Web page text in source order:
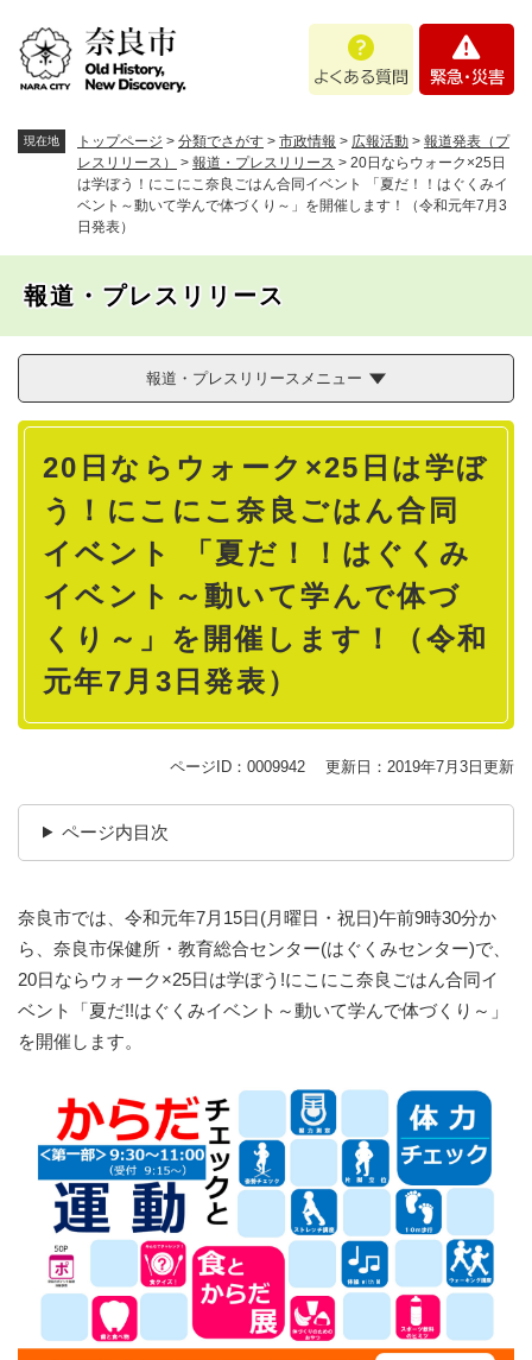
あ
問
・
現在地 トップページ > 分類でさがす > 市政情報 > 広報活動 > 報道発表（プ
レスリリース）
> 報道・プレスリリース > 20日ならウォーク×25日
は学ぼう！にこにこ奈良ごはん合同イベント 「夏だ！！はぐくみイ
ベント～動いて学んで体づくり～」を開催します！（令和元年7月3
日発表）
報道・プレスリリース
報道・プレスリリースメニュー
本
20日ならウォーク×25日は学ぼ
う！にこにこ奈良ごはん合同
イベント 「夏だ！！はぐくみ
イベント～動いて学んで体づ
くり～」を開催します！（令和
元年7月3日発表）
ページID：0009942 更新日：2019年7月3日更新
ページ内目次
奈良市では、令和元年7月15日(月曜日・祝日)午前9時30分か
ら、奈良市保健所・教育総合センター(はぐくみセンター)で、
20日ならウォーク×25日は学ぼう!にこにこ奈良ごはん合同イ
ベント「夏だ!!はぐくみイベント～動いて学んで体づくり～」
を開催します。